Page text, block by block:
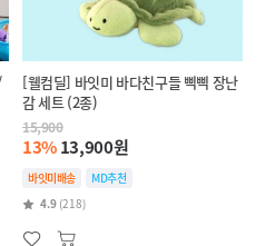
[웰컴딜] 바잇미 바다친구들 삑삑 장난
감 세트 (2종)
15,900
13%13,900원
바잇미배송
MD추천
4.9 (218)